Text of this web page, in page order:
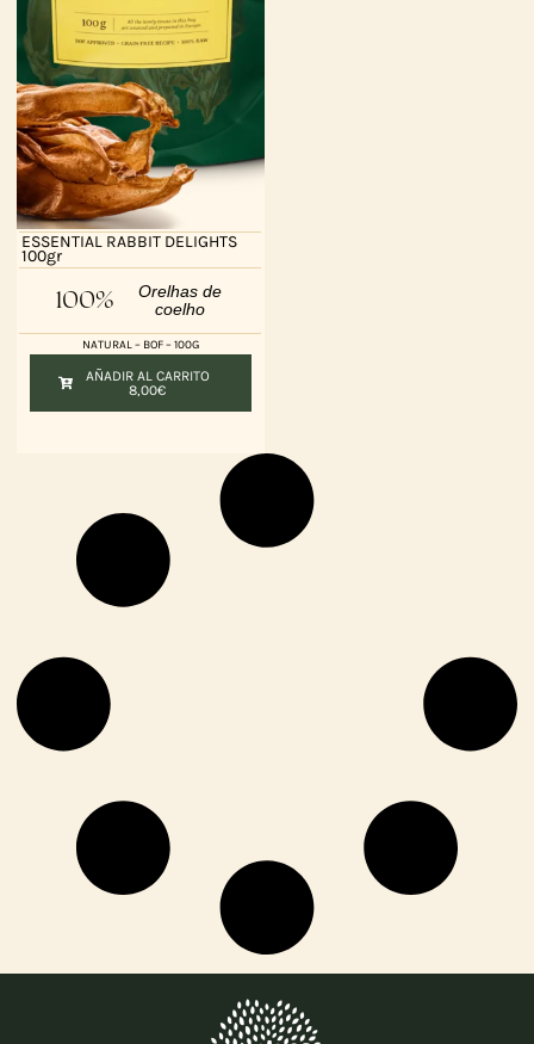
ESSENTIAL RABBIT DELIGHTS
100gr
100%
Orelhas de
coelho
NATURAL – BOF – 100G
AÑADIR AL CARRITO
8,00€